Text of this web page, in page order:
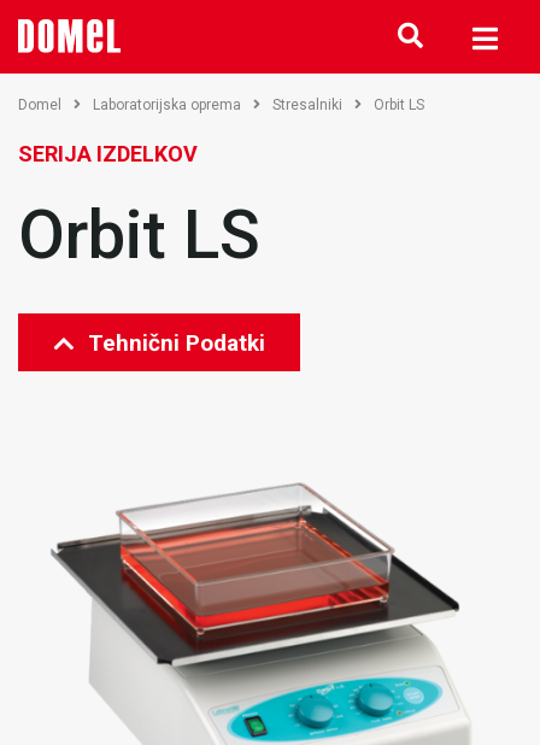
Domel Laboratorijska oprema Stresalniki Orbit LS
SERIJA IZDELKOV
Orbit LS
Tehnični Podatki